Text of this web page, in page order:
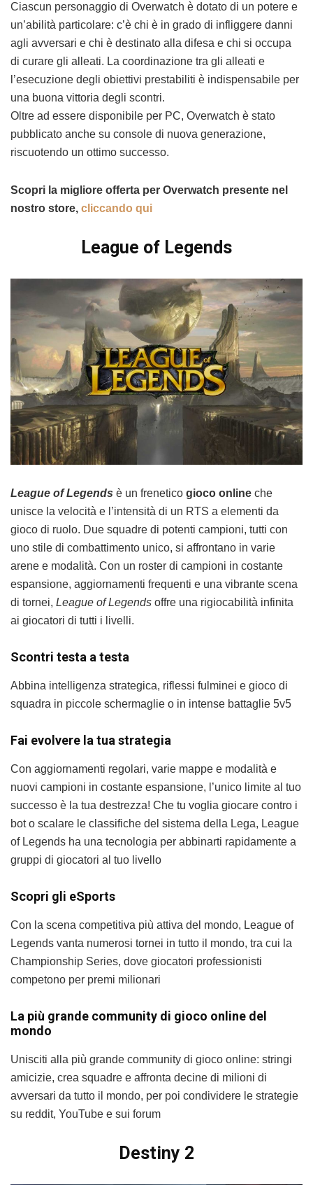
Ciascun personaggio di Overwatch è dotato di un potere e
un’abilità particolare: c’è chi è in grado di infliggere danni
agli avversari e chi è destinato alla difesa e chi si occupa
di curare gli alleati. La coordinazione tra gli alleati e
l’esecuzione degli obiettivi prestabiliti è indispensabile per
una buona vittoria degli scontri.
Oltre ad essere disponibile per PC, Overwatch è stato
pubblicato anche su console di nuova generazione,
riscuotendo un ottimo successo.
Scopri la migliore offerta per Overwatch presente nel
nostro store, cliccando qui
League of Legends
League of Legends è un frenetico gioco online che
unisce la velocità e l’intensità di un RTS a elementi da
gioco di ruolo. Due squadre di potenti campioni, tutti con
uno stile di combattimento unico, si affrontano in varie
arene e modalità. Con un roster di campioni in costante
espansione, aggiornamenti frequenti e una vibrante scena
di tornei, League of Legends offre una rigiocabilità infinita
ai giocatori di tutti i livelli.
Scontri testa a testa
Abbina intelligenza strategica, riflessi fulminei e gioco di
squadra in piccole schermaglie o in intense battaglie 5v5
Fai evolvere la tua strategia
Con aggiornamenti regolari, varie mappe e modalità e
nuovi campioni in costante espansione, l’unico limite al tuo
successo è la tua destrezza! Che tu voglia giocare contro i
bot o scalare le classifiche del sistema della Lega, League
of Legends ha una tecnologia per abbinarti rapidamente a
gruppi di giocatori al tuo livello
Scopri gli eSports
Con la scena competitiva più attiva del mondo, League of
Legends vanta numerosi tornei in tutto il mondo, tra cui la
Championship Series, dove giocatori professionisti
competono per premi milionari
La più grande community di gioco online del
mondo
Unisciti alla più grande community di gioco online: stringi
amicizie, crea squadre e affronta decine di milioni di
avversari da tutto il mondo, per poi condividere le strategie
su reddit, YouTube e sui forum
Destiny 2